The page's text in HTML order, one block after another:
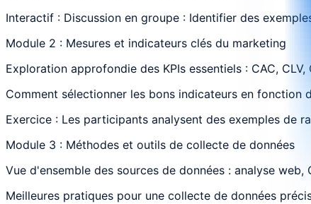
Interactif : Discussion en groupe : Identifier des
Module 2 : Mesures et indicateurs clés du marketing
Exploration approfondie des KPIs essentiels : CAC,
Comment sélectionner les bons indicateurs en fonction
Exercice : Les participants analysent des exemples de
Module 3 : Méthodes et outils de collecte de données
Vue d'ensemble des sources de données : analyse
Meilleures pratiques pour une collecte de données